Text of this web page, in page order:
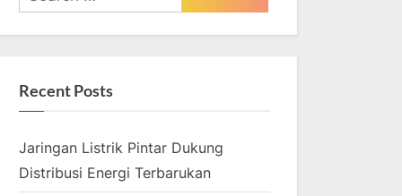
for:
Recent Posts
Jaringan Listrik Pintar Dukung
Distribusi Energi Terbarukan